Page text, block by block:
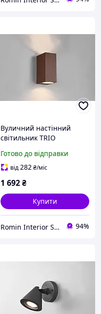
Вуличний настінний
світильник TRIO
Готово до відправки
від282₴/міс
1 692₴
Купити
Romin Interior Store 94%